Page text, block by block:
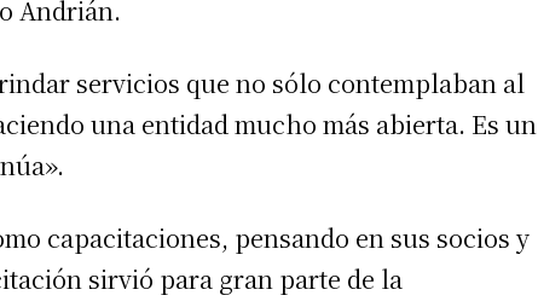
Andrián.
servicios que no sólo contemplaban al
una entidad mucho más abierta. Es un
capacitaciones, pensando en sus socios y
sirvió para gran parte de la